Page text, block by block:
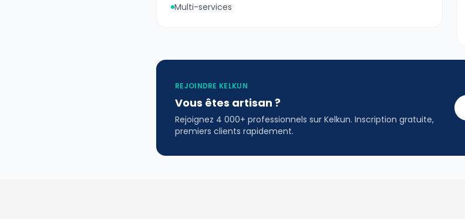
Multi-services
REJOINDRE KELKUN
Vous êtes artisan ?
Rejoignez 4 000+ professionnels sur Kelkun. Inscription gratuite,
premiers clients rapidement.